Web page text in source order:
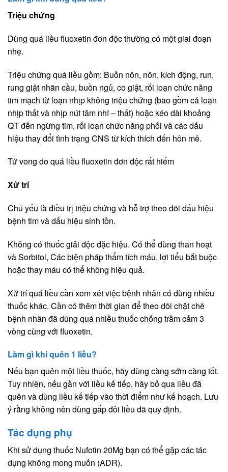
Triệu chứng
Dùng quá liều fluoxetin đơn độc thường có một giai đoạn
nhẹ.
Triệu chứng quá liều gồm: Buồn nôn, nôn, kích động, run,
rung giật nhãn cầu, buồn ngủ, co giật, rối loạn chức năng
tim mạch từ loạn nhịp không triệu chứng (bao gồm cả loạn
nhịp thất và nhịp nút tâm nhĩ – thất) hoặc kéo dài khoảng
QT đến ngừng tim, rối loạn chức năng phối và các dấu
hiệu thay đổi tình trạng CNS từ kích thích đến hôn mê.
Tử vong do quá liều fluoxetin đơn độc rất hiếm
Xử trí
Chủ yếu là điều trị triệu chứng và hỗ trợ theo dõi dấu hiệu
bệnh tim và dấu hiệu sinh tồn.
Không có thuốc giải độc đặc hiệu. Có thể dùng than hoạt
và Sorbitol, Các biện pháp thẩm tích máu, lợi tiểu bắt buộc
hoặc thay máu có thể không hiệu quả.
Xử trí quá liều cần xem xét việc bệnh nhân có dùng nhiều
thuốc khác. Cần có thêm thời gian để theo dõi chặt chẽ
bệnh nhân đã dùng quá nhiều thuốc chống trầm cảm 3
vòng cùng với fluoxetin.
Làm gì khi quên 1 liều?
Nếu bạn quên một liều thuốc, hãy dùng càng sớm càng tốt.
Tuy nhiên, nếu gần với liều kế tiếp, hãy bỏ qua liều đã
quên và dùng liều kế tiếp vào thời điểm như kế hoạch. Lưu
ý rằng không nên dùng gấp đôi liều đã quy định.
Tác dụng phụ
Khi sử dụng thuốc Nufotin 20Mg bạn có thể gặp các tác
dụng không mong muốn (ADR).